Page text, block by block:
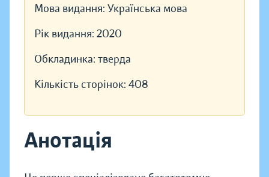
Мова видання: Українська мова
Рік видання: 2020
Обкладинка: тверда
Кількість сторінок: 408
Анотація